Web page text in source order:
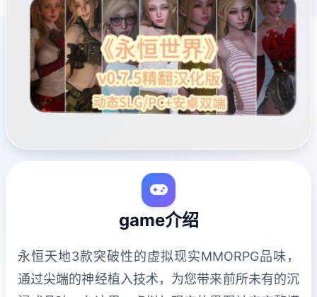
game介绍
永恒天地3款突破性的虚拟现实MMORPG品味，
通过尖端的神经植入技术，为您带来前所未有的沉